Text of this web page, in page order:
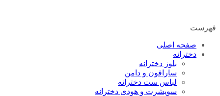
فهرست
صفحه اصلی
دخترانه
بلوز دخترانه
سارافون و دامن
لباس ست دخترانه
سویشرت و هودی دخترانه